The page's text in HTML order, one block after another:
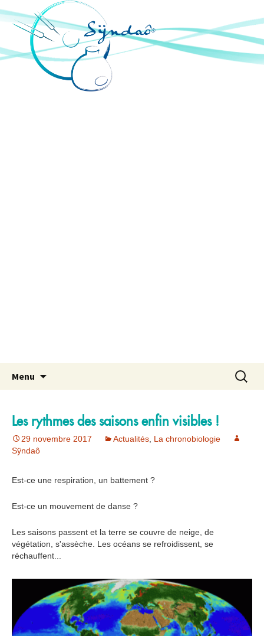
Menu
contenu
Les rythmes des saisons enfin visibles !
29 novembre 2017 Actualités, La chronobiologie
Sÿndaô
Est-ce une respiration, un battement ?
Est-ce un mouvement de danse ?
Les saisons passent et la terre se couvre de neige, de
végétation, s'assèche. Les océans se refroidissent, se
réchauffent...